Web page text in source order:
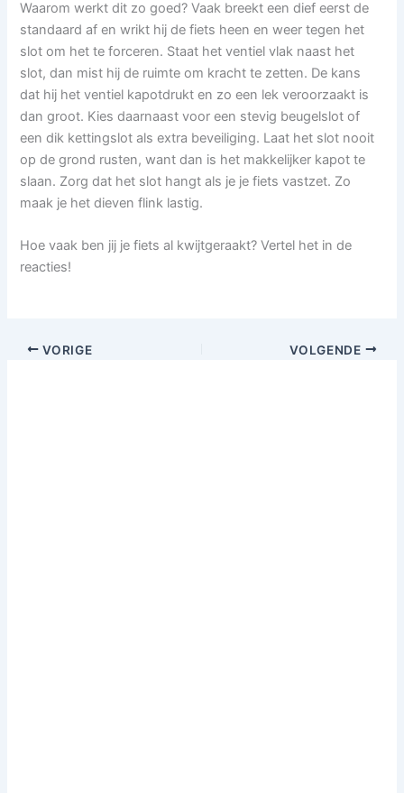
Waarom werkt dit zo goed? Vaak breekt een dief eerst de
standaard af en wrikt hij de fiets heen en weer tegen het
slot om het te forceren. Staat het ventiel vlak naast het
slot, dan mist hij de ruimte om kracht te zetten. De kans
dat hij het ventiel kapotdrukt en zo een lek veroorzaakt is
dan groot. Kies daarnaast voor een stevig beugelslot of
een dik kettingslot als extra beveiliging. Laat het slot nooit
op de grond rusten, want dan is het makkelijker kapot te
slaan. Zorg dat het slot hangt als je je fiets vastzet. Zo
maak je het dieven flink lastig.
Hoe vaak ben jij je fiets al kwijtgeraakt? Vertel het in de
reacties!
VORIGE VOLGENDE